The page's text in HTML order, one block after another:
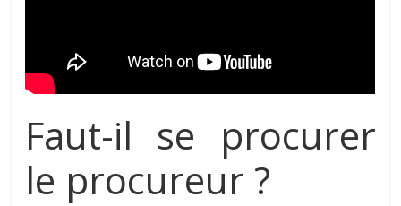
Faut-il se procurer
le procureur ?